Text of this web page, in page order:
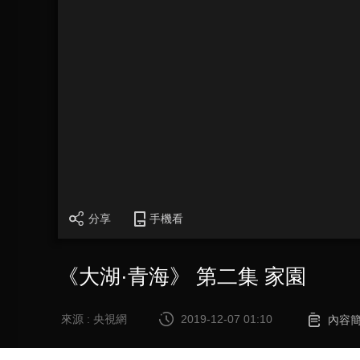
分享 手機看
《大湖·青海》 第二集 家園
來源 : 央視網 2019-12-07 01:10 內容